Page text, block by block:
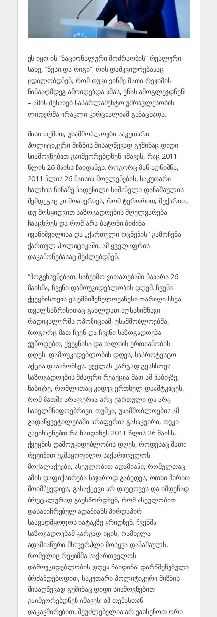
ეს იყო ის “ნაციონალური მოძრაობის” რეალური
სახე, “წესი და რიგი“, რის დამკვიდრებასაც
ცდილობდნენ, რომ თუკი ვინმე მათი რეჟიმის
წინააღმდეგ ამოიღებდა ხმას, ენას ამოგლეჯდნენ!
– ამის შესახებ საპარლამენტო უმრავლესობის
ლიდერმა ირაკლი კირცხალიამ განაცხადა.
მისი თქმით, უსამშობლოები საკუთარი
პოლიტიკური მიზნის მისაღწევად გუშინაც დიდი
სიამოვნებით გაიმეორებდნენ იმავეს, რაც 2011
წლის 26 მაისს ჩაიდინეს. როგორც მან აღნიშნა,
2011 წლის 26 მაისის მოვლენების, საკუთარი
ხალხის წინაშე ჩადენილი საშინელი დანაშაულის
შემდეგაც კი მოახერხეს, რომ ტერორით, მუქარით,
თუ მოსყიდვით საზოგადოების მღელვარება
ჩააცხრეს და რომ არა ბატონი ბიძინა
ივანიშვილისა და „ქართული ოცნების“ გამოჩენა
ქართულ პოლიტიკაში, ამ ყველაფრის
დაკანონებასაც შეძლებდნენ.
“მოგეხსენებათ, საზეიმო ვითარებაში ჩაიარა 26
მაისმა, ჩვენი დამოუკიდებლობის დღემ. ჩვენი
ქვეყნისთვის ეს უმნიშვნელოვანესი თარიღი სხვა
თვალსაზრისითაც გახლდათ აღსანიშნავი –
რადიკალურმა ოპოზიციამ, უსამშობლოებმა,
როგორც მათ ჩვენ და ჩვენი საზოგადოება
ვუწოდებთ, ქვეყნისა და ხალხის ერთიანობის
დღეს, დამოუკიდებლობის დღეს, საპროტესტო
აქცია დააანონსეს. ყველას კარგად გვახსოვს
საზოგადოების მძაფრი რეაქცია მათ ამ ნაბიჯზე,
ნაბიჯზე, რომლითაც კიდევ ერთხელ დაამტკიცეს,
რომ მათში არაფერია არც ქართული და არც
სახელმწიფოებრივი. თუმცა, უსამშობლოების ამ
გადაწყვეტილებაში არაფერია გასაკვირი, თუკი
გავიხსენებთ რა ჩაიდინეს 2011 წლის 26 მაისს,
ქვეყნის დამოუკიდებლობის დღეს, როდესაც მათი
რეჟიმით უკმაყოფილო საქართველოს
მოქალაქეები, ასეულობით ადამიანი, რომელთაც
ამის დაფიქსირება საჯაროდ გაბედეს, ოთხი მხრით
მოიმწყვდიეს, გასაქცევი არ დაუტოვეს და იმდენად
ბრუტალურად გაუსწორდნენ, რომ ასეულობით
დასახიჩრებულ ადამიანს პირდაპირ
საავადმყოფოს იატაკზე ყრიდნენ. ჩვენმა
საზოგადოებამ კარგად იცის, რამხელა
ადამიანური მსხვერპლი მოჰყვა დანაშაულს,
რომელიც რეჟიმმა საქართველოს
დამოუკიდებლობის დღეს ჩაიდინა! დარწმუნებული
ბრძანდებოდით, საკუთარი პოლიტიკური მიზნის
მისაღწევად გუშინაც დიდი სიამოვნებით
გაიმეორებდნენ იმავეს! ამ თემასთან
დაკავშირებით, შეუძლებელია არ ვახსენოთ ორი